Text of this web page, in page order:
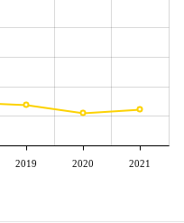
2019 2020 2021